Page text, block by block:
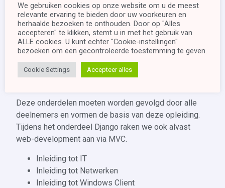
onze opleidingen zijn modulair opgebouwd en kunnen
ook op maat worden samengesteld.
Deze opleiding kan gebruikt worden als de
vooropleiding voor Netwerk Beheerder en Systeem
beheerder.
Basis Onderdeel (4 maanden)
Deze onderdelen moeten worden gevolgd door alle
deelnemers en vormen de basis van deze opleiding.
Tijdens het onderdeel Django raken we ook alvast
web-development aan via MVC.
Inleiding tot IT
Inleiding tot Netwerken
Inleiding tot Windows Client
We gebruiken cookies op onze website om u de meest
relevante ervaring te bieden door uw voorkeuren en
herhaalde bezoeken te onthouden. Door op "Alles
accepteren" te klikken, stemt u in met het gebruik van
ALLE cookies. U kunt echter "Cookie-instellingen"
bezoeken om een ​​gecontroleerde toestemming te geven.
Cookie Settings Accepteer alles